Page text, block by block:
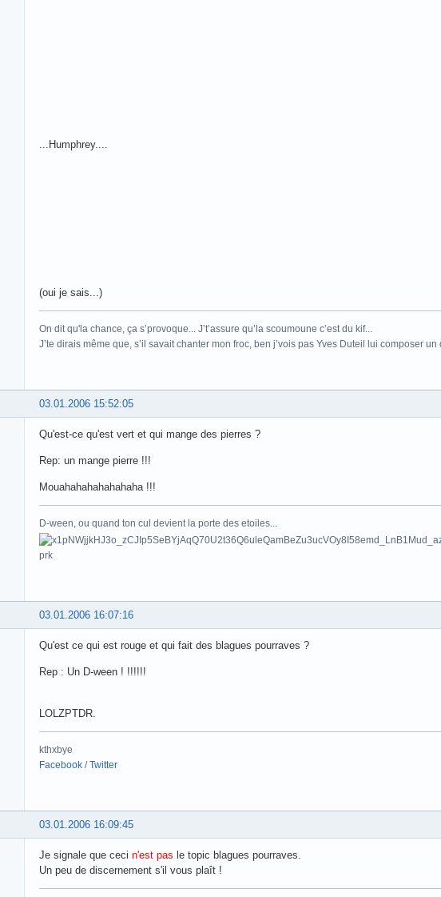
...Humphrey....
(oui je sais...)
On dit qu'la chance, ça s’provoque... J’t’assure qu’la scoumoune c’est du kif...
J’te dirais même que, s’il savait chanter mon froc, ben j’vois pas Yves Duteil lui composer un
03.01.2006 15:52:05
Qu'est-ce qu'est vert et qui mange des pierres ?
Rep: un mange pierre !!!
Mouahahahahahahaha !!!
D-ween, ou quand ton cul devient la porte des etoiles...
03.01.2006 16:07:16
Qu'est ce qui est rouge et qui fait des blagues pourraves ?
Rep : Un D-ween ! !!!!!!
LOLZPTDR.
kthxbye
Facebook /Twitter
03.01.2006 16:09:45
Je signale que ceci n'est pas le topic blagues pourraves.
Un peu de discernement s'il vous plaît !